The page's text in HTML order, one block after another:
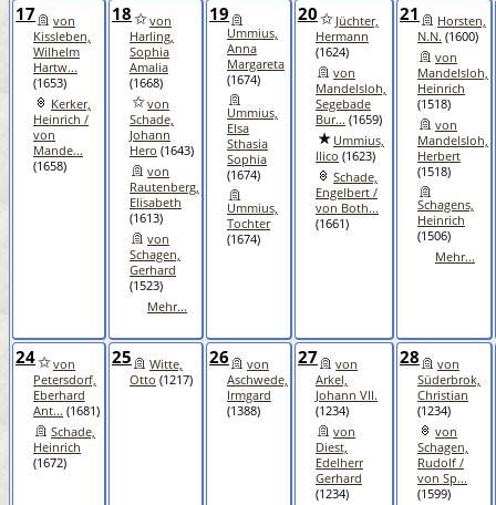
17
von
Kissleben,
Wilhelm
Hartw...
(1653)
Kerker,
Heinrich /
von
Mande...
(1658)
18
von
Harling,
Sophia
Amalia
(1668)
von
Schade,
Johann
Hero (1643)
von
Rautenberg,
Elisabeth
(1613)
von
Schagen,
Gerhard
(1523)
Mehr...
19
Ummius,
Anna
Margareta
(1674)
Ummius,
Elsa
Sthasia
Sophia
(1674)
Ummius,
Tochter
(1674)
20
Jüchter,
Hermann
(1624)
von
Mandelsloh,
Segebade
Bur... (1659)
Ummius,
Ilico (1623)
Schade,
Engelbert /
von Both...
(1661)
21
Horsten,
N.N. (1600)
von
Mandelsloh,
Heinrich
(1518)
von
Mandelsloh,
Herbert
(1518)
Schagens,
Heinrich
(1506)
Mehr...
24
von
Petersdorf,
Eberhard
Ant... (1681)
Schade,
Heinrich
(1672)
25
Witte,
Otto (1217)
26
von
Aschwede,
Irmgard
(1388)
27
von
Arkel,
Johann VII.
(1234)
von
Diest,
Edelherr
Gerhard
(1234)
28
von
Süderbrok,
Christian
(1234)
von
Schagen,
Rudolf /
von Sp...
(1599)